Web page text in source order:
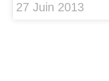
27 Juin 2013